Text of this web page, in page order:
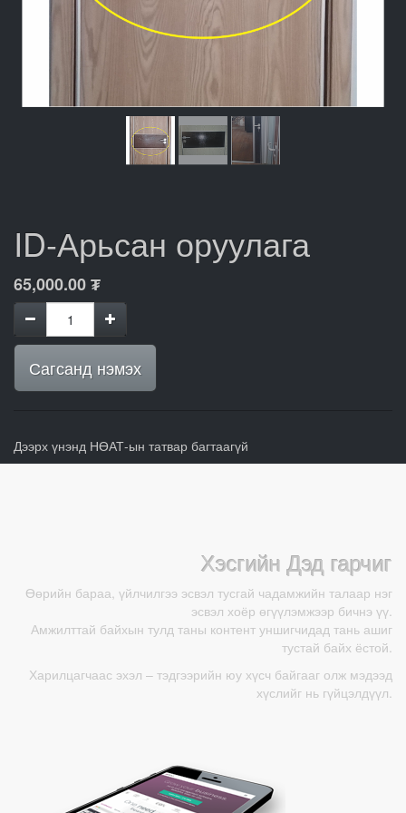
ID-Арьсан оруулага
65,000.00₮
Сагсанд нэмэх
Дээрх үнэнд НӨАТ-ын татвар багтаагүй
Хэсгийн Дэд гарчиг
Өөрийн бараа, үйлчилгээ эсвэл тусгай чадамжийн талаар нэг
эсвэл хоёр өгүүлэмжээр бичнэ үү.
Амжилттай байхын тулд таны контент уншигчидад тань ашиг
тустай байх ёстой.
Харилцагчаас эхэл – тэдгээрийн юу хүсч байгааг олж мэдээд
хүслийг нь гүйцэлдүүл.